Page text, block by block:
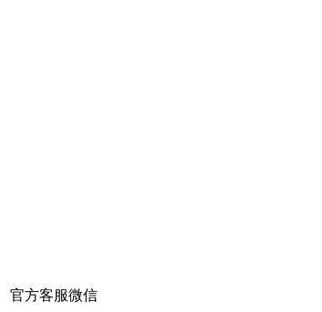
官方客服微信